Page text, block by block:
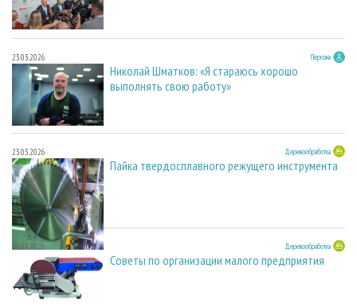
23.03.2026 Персона
Николай Шматков: «Я стараюсь хорошо
выполнять свою работу»
23.03.2026 Деревообработка
Пайка твердосплавного режущего инструмента
23.03.2026 Деревообработка
Советы по организации малого предприятия